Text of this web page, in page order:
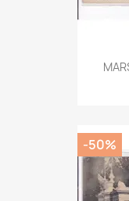
-50%